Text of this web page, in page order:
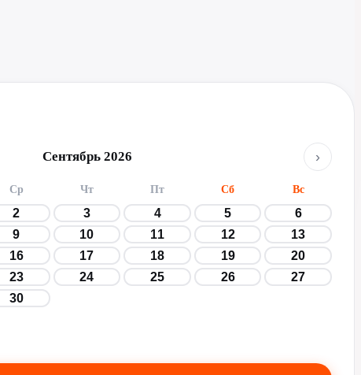
Сентябрь 2026 ›
Ср Чт Пт Сб Вс
2 3 4 5
6
9 10 11 12
13
16 17 18 19
20
23 24 25 26
27
30